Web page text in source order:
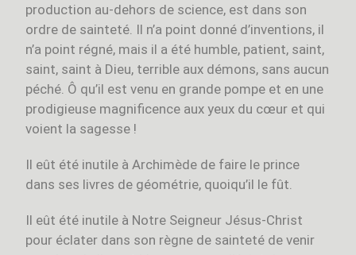
production au-dehors de science, est dans son
ordre de sainteté. Il n’a point donné d’inventions, il
n’a point régné, mais il a été humble, patient, saint,
saint, saint à Dieu, terrible aux démons, sans aucun
péché. Ô qu’il est venu en grande pompe et en une
prodigieuse magnificence aux yeux du cœur et qui
voient la sagesse !
Il eût été inutile à Archimède de faire le prince
dans ses livres de géométrie, quoiqu’il le fût.
Il eût été inutile à Notre Seigneur Jésus-Christ
pour éclater dans son règne de sainteté de venir